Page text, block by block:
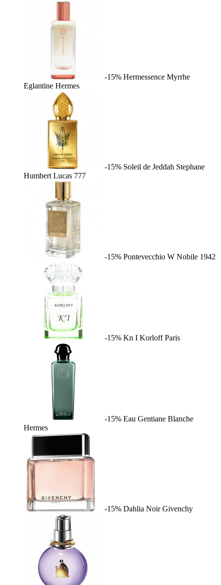
-15% Hermessence Myrrhe
Eglantine Hermes
-15% Soleil de Jeddah Stephane
Humbert Lucas 777
-15% Pontevecchio W Nobile 1942
-15% Kn I Korloff Paris
-15% Eau Gentiane Blanche
Hermes
-15% Dahlia Noir Givenchy